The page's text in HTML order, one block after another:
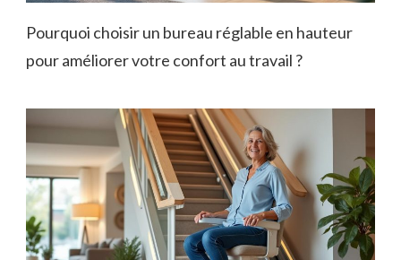
Pourquoi choisir un bureau réglable en hauteur
pour améliorer votre confort au travail ?